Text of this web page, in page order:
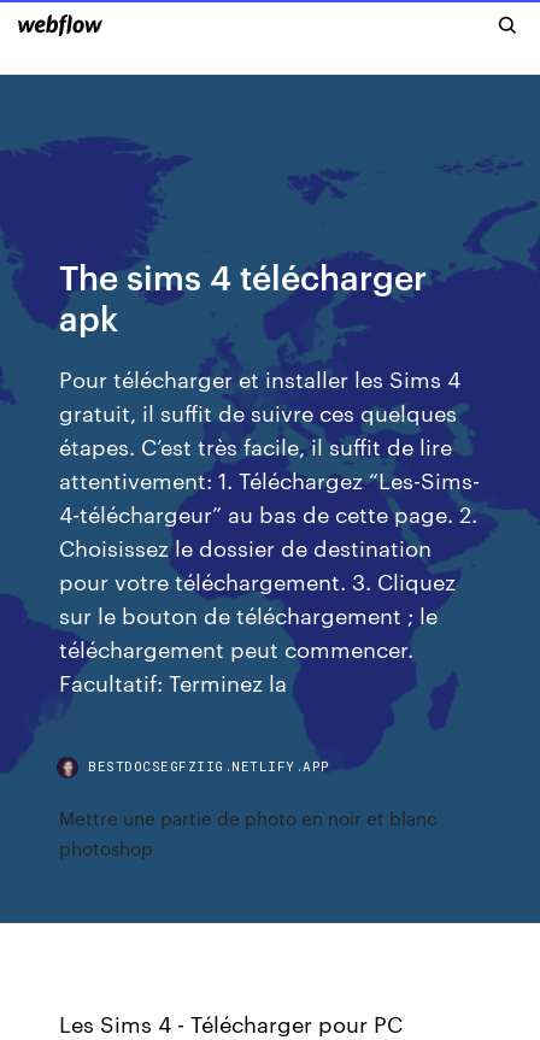
The sims 4 télécharger
apk
Pour télécharger et installer les Sims 4
gratuit, il suffit de suivre ces quelques
étapes. C’est très facile, il suffit de lire
attentivement: 1. Téléchargez “Les-Sims-
4-téléchargeur” au bas de cette page. 2.
Choisissez le dossier de destination
pour votre téléchargement. 3. Cliquez
sur le bouton de téléchargement ; le
téléchargement peut commencer.
Facultatif: Terminez la
BESTDOCSEGFZIIG.NETLIFY.APP
Mettre une partie de photo en noir et blanc
photoshop
Les Sims 4 - Télécharger pour PC